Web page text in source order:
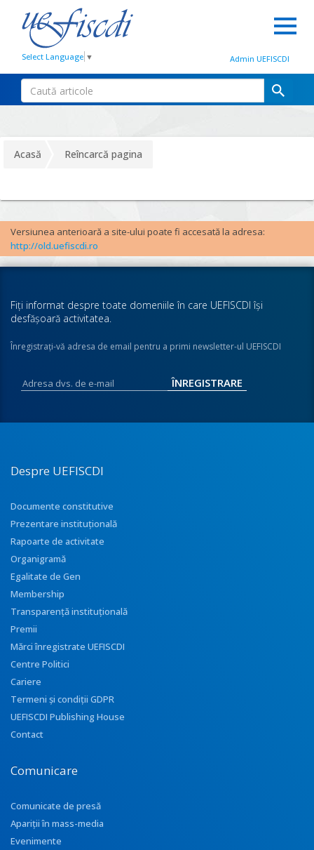
Select Language ▼ Admin UEFISCDI
Acasă Reîncarcă pagina
Versiunea anterioară a site-ului poate fi accesată la adresa:
http://old.uefiscdi.ro
Fiţi informat despre toate domeniile în care UEFISCDI îşi
desfăşoară activitatea.
Înregistraţi-vă adresa de email pentru a primi newsletter-ul UEFISCDI
Despre UEFISCDI
Documente constitutive
Prezentare instituţională
Rapoarte de activitate
Organigramă
Egalitate de Gen
Membership
Transparenţă instituţională
Premii
Mărci înregistrate UEFISCDI
Centre Politici
Cariere
Termeni și condiții GDPR
UEFISCDI Publishing House
Contact
Comunicare
Comunicate de presă
Apariţii în mass-media
Evenimente